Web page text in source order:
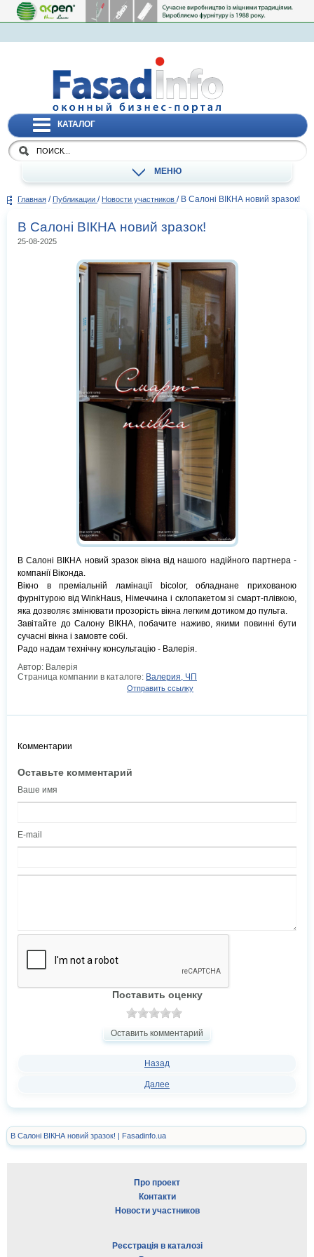
КАТАЛОГ
МЕНЮ
Главная / Публикации / Новости участников / В Салоні ВІКНА новий зразок!
В Салоні ВІКНА новий зразок!
25-08-2025
В Салоні ВІКНА новий зразок вікна від нашого надійного партнера -
компанії Віконда.
Вікно в преміальній ламінації bicolor, обладнане прихованою
фурнітурою від WinkHaus, Німеччина і склопакетом зі смарт-плівкою,
яка дозволяє змінювати прозорість вікна легким дотиком до пульта.
Завітайте до Салону ВІКНА, побачите наживо, якими повинні бути
сучасні вікна і замовте собі.
Радо надам технічну консультацію - Валерія.
Автор: Валерія
Страница компании в каталоге: Валерия, ЧП
Отправить ссылку
Комментарии
Оставьте комментарий
Ваше имя
E-mail
Поставить оценку
Оставить комментарий
Назад
Далее
В Салоні ВІКНА новий зразок! | Fasadinfo.ua
Про проект
Контакти
Новости участников
Реєстрація в каталозі